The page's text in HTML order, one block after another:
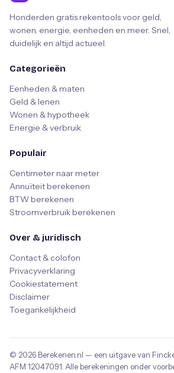
Honderden gratis rekentools voor geld,
wonen, energie, eenheden en meer. Snel,
duidelijk en altijd actueel.
Categorieën
Eenheden & maten
Geld & lenen
Wonen & hypotheek
Energie & verbruik
Populair
Centimeter naar meter
Annuïteit berekenen
BTW berekenen
Stroomverbruik berekenen
Over & juridisch
Contact & colofon
Privacyverklaring
Cookiestatement
Disclaimer
Toegankelijkheid
© 2026 Berekenen.nl — een uitgave van
AFM 12047091 . Alle berekeningen onder